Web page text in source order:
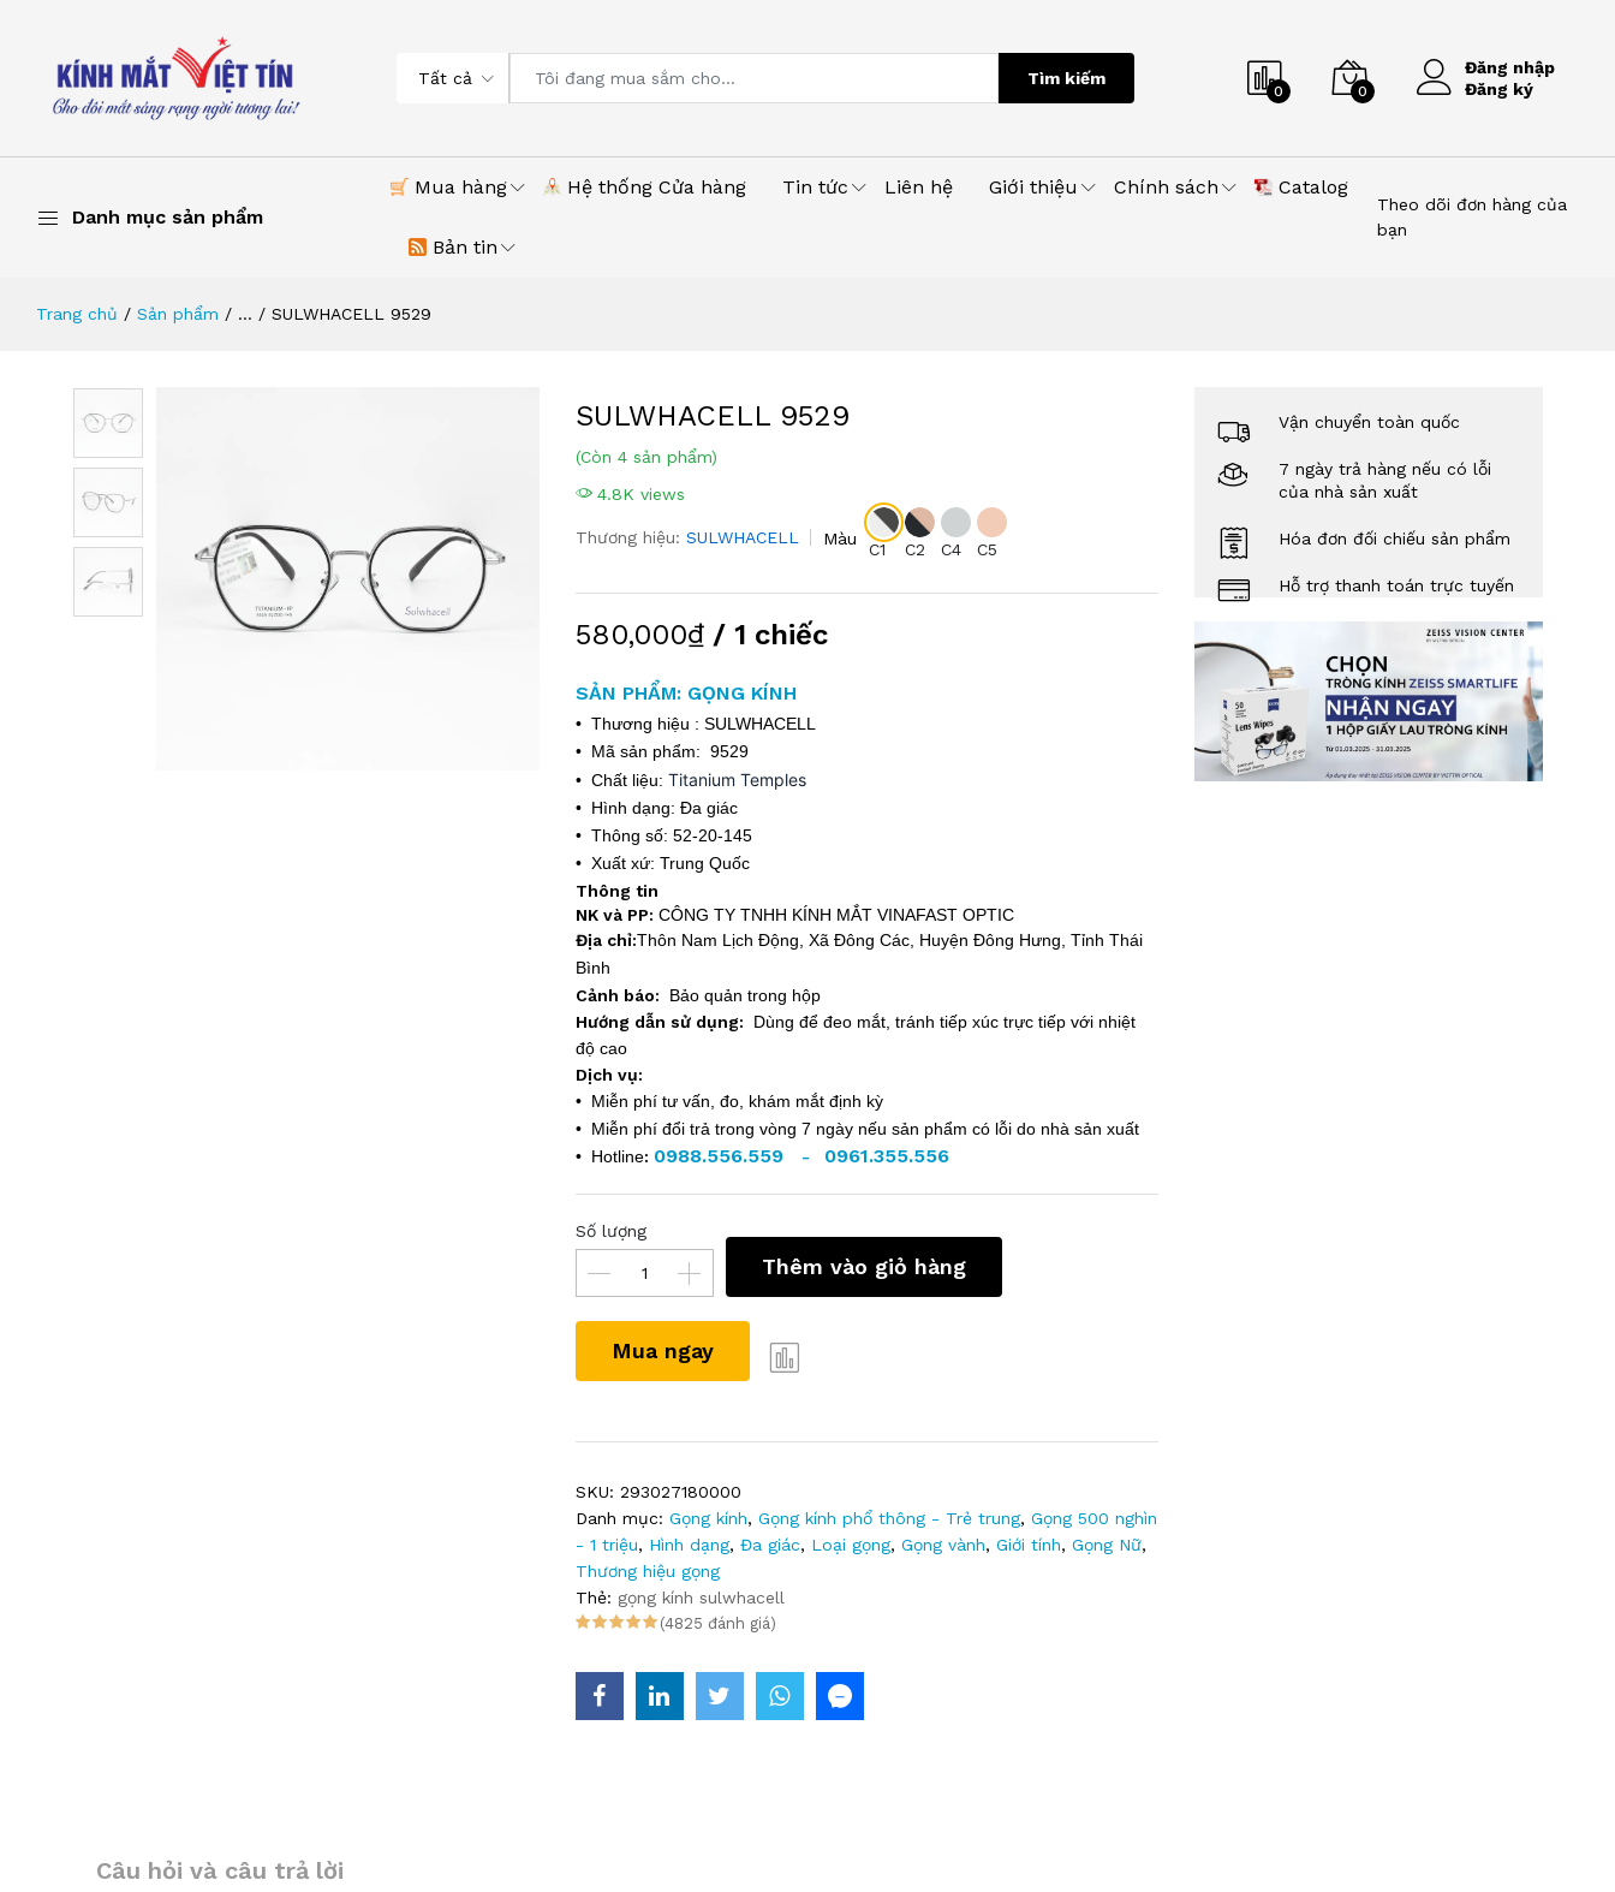
Tất cả Tìm kiếm
0 0
Đăng nhập
Đăng ký
Danh mục sản phẩm
Mua hàng Hệ thống Cửa hàng Tin tức Liên hệ Giới thiệu Chính sách Catalog
Bản tin
Theo dõi đơn hàng của
bạn
Trang chủ Sản phẩm ... SULWHACELL 9529
SULWHACELL 9529
(Còn 4 sản phẩm)
4.8K views
Thương hiệu: SULWHACELL Màu
C1 C2 C4 C5
580,000₫/ 1 chiếc
SẢN PHẨM: GỌNG KÍNH
• Thương hiệu : SULWHACELL
• Mã sản phẩm: 9529
• Chất liệu: Titanium Temples
• Hình dạng: Đa giác
• Thông số: 52-20-145
• Xuất xứ: Trung Quốc
Thông tin
NK và PP: CÔNG TY TNHH KÍNH MẮT VINAFAST OPTIC
Địa chỉ:Thôn Nam Lịch Động, Xã Đông Các, Huyện Đông Hưng, Tỉnh Thái
Bình
Cảnh báo: Bảo quản trong hộp
Hướng dẫn sử dụng: Dùng để đeo mắt, tránh tiếp xúc trực tiếp với nhiệt
độ cao
Dịch vụ:
• Miễn phí tư vấn, đo, khám mắt định kỳ
• Miễn phí đổi trả trong vòng 7 ngày nếu sản phẩm có lỗi do nhà sản xuất
• Hotline: 0988.556.559 - 0961.355.556
Số lượng
Thêm vào giỏ hàng
Mua ngay
SKU: 293027180000
Danh mục: Gọng kính, Gọng kính phổ thông - Trẻ trung, Gọng 500 nghìn
- 1 triệu, Hình dạng, Đa giác, Loại gọng, Gọng vành, Giới tính, Gọng Nữ,
Thương hiệu gọng
Thẻ: gọng kính sulwhacell
(4825 đánh giá)
Câu hỏi và câu trả lời
Vận chuyển toàn quốc
7 ngày trả hàng nếu có lỗi
của nhà sản xuất
Hóa đơn đối chiếu sản phẩm
Hỗ trợ thanh toán trực tuyến